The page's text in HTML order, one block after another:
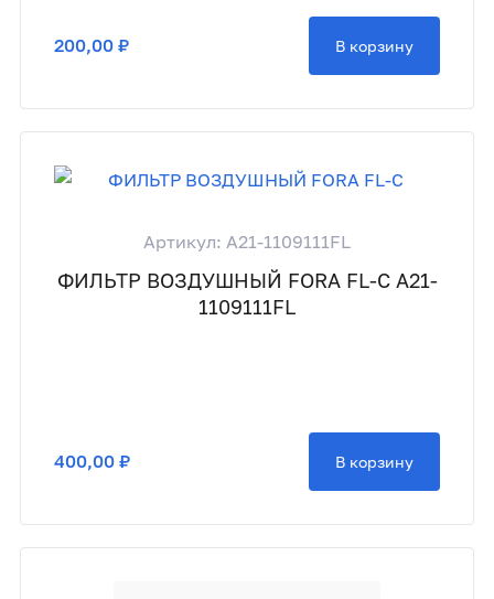
200,00 ₽ В корзину
Артикул: A21-1109111FL
ФИЛЬТР ВОЗДУШНЫЙ FORA FL-C A21-
1109111FL
400,00 ₽ В корзину